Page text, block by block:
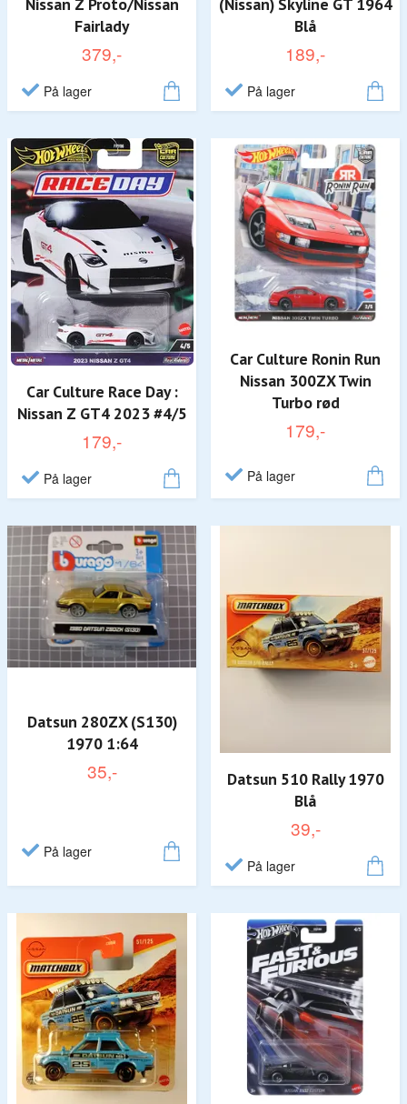
Nissan Z Proto/Nissan
Fairlady
379,-
På lager
(Nissan) Skyline GT 1964
Blå
189,-
På lager
Car Culture Race Day :
Nissan Z GT4 2023 #4/5
179,-
På lager
Car Culture Ronin Run
Nissan 300ZX Twin
Turbo rød
179,-
På lager
Datsun 280ZX (S130)
1970 1:64
35,-
På lager
Datsun 510 Rally 1970
Blå
39,-
På lager